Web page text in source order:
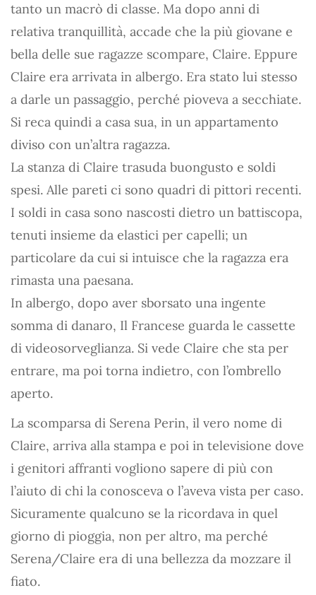
tanto un macrò di classe. Ma dopo anni di
relativa tranquillità, accade che la più giovane e
bella delle sue ragazze scompare, Claire. Eppure
Claire era arrivata in albergo. Era stato lui stesso
a darle un passaggio, perché pioveva a secchiate.
Si reca quindi a casa sua, in un appartamento
diviso con un’altra ragazza.
La stanza di Claire trasuda buongusto e soldi
spesi. Alle pareti ci sono quadri di pittori recenti.
I soldi in casa sono nascosti dietro un battiscopa,
tenuti insieme da elastici per capelli; un
particolare da cui si intuisce che la ragazza era
rimasta una paesana.
In albergo, dopo aver sborsato una ingente
somma di danaro, Il Francese guarda le cassette
di videosorveglianza. Si vede Claire che sta per
entrare, ma poi torna indietro, con l’ombrello
aperto.
La scomparsa di Serena Perin, il vero nome di
Claire, arriva alla stampa e poi in televisione dove
i genitori affranti vogliono sapere di più con
l’aiuto di chi la conosceva o l’aveva vista per caso.
Sicuramente qualcuno se la ricordava in quel
giorno di pioggia, non per altro, ma perché
Serena/Claire era di una bellezza da mozzare il
fiato.